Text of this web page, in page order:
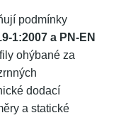
podmínky
1:2007 a PN-EN
ohýbané za
dodací
a statické